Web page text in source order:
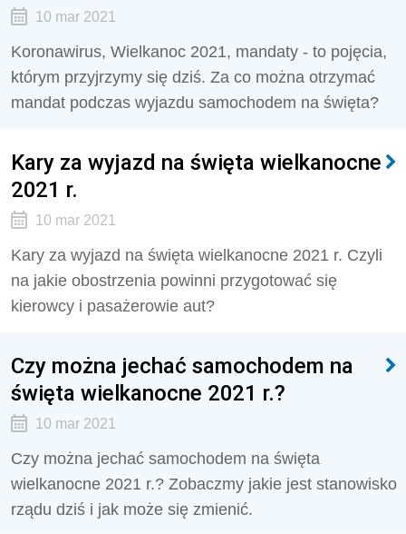
10 mar 2021
Koronawirus, Wielkanoc 2021, mandaty - to pojęcia,
którym przyjrzymy się dziś. Za co można otrzymać
mandat podczas wyjazdu samochodem na święta?
Kary za wyjazd na święta wielkanocne
2021 r.
10 mar 2021
Kary za wyjazd na święta wielkanocne 2021 r. Czyli
na jakie obostrzenia powinni przygotować się
kierowcy i pasażerowie aut?
Czy można jechać samochodem na
święta wielkanocne 2021 r.?
10 mar 2021
Czy można jechać samochodem na święta
wielkanocne 2021 r.? Zobaczmy jakie jest stanowisko
rządu dziś i jak może się zmienić.